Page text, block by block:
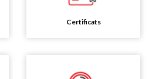
Certificats